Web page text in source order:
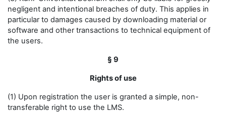
negligent and intentional breaches of duty. This applies in
particular to damages caused by downloading material or
software and other transactions to technical equipment of
the users.
§ 9
Rights of use
(1) Upon registration the user is granted a simple, non-
transferable right to use the LMS.